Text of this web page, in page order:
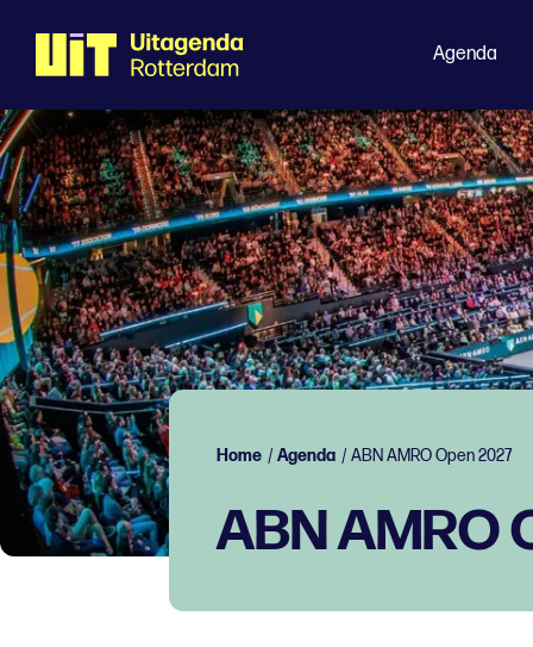
Agenda
Home /Agenda /ABN AMRO Open 2027
ABN AMRO